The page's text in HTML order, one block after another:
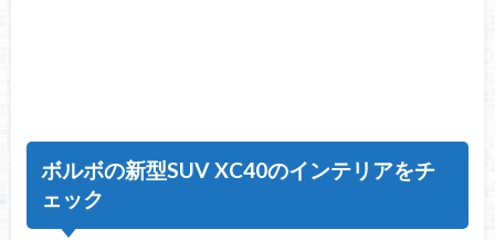
ボルボの新型SUV XC40のインテリアをチ
ェック